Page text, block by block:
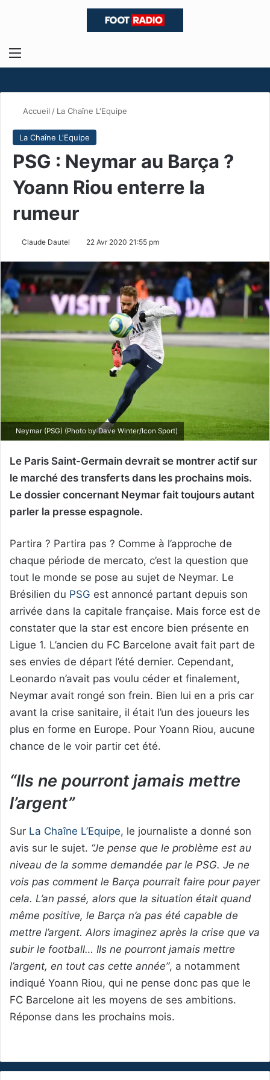
Menu
Accueil / La Chaîne L'Equipe
La Chaîne L'Equipe
PSG : Neymar au Barça ?
Yoann Riou enterre la
rumeur
Claude Dautel 22 Avr 2020 21:55 pm
Neymar (PSG) (Photo by Dave Winter/Icon Sport)
Le Paris Saint-Germain devrait se montrer actif sur
le marché des transferts dans les prochains mois.
Le dossier concernant Neymar fait toujours autant
parler la presse espagnole.
Partira ? Partira pas ? Comme à l’approche de
chaque période de mercato, c’est la question que
tout le monde se pose au sujet de Neymar. Le
Brésilien du PSG est annoncé partant depuis son
arrivée dans la capitale française. Mais force est de
constater que la star est encore bien présente en
Ligue 1. L’ancien du FC Barcelone avait fait part de
ses envies de départ l’été dernier. Cependant,
Leonardo n’avait pas voulu céder et finalement,
Neymar avait rongé son frein. Bien lui en a pris car
avant la crise sanitaire, il était l’un des joueurs les
plus en forme en Europe. Pour Yoann Riou, aucune
chance de le voir partir cet été.
“Ils ne pourront jamais mettre
l’argent”
Sur La Chaîne L’Equipe, le journaliste a donné son
avis sur le sujet. “Je pense que le problème est au
niveau de la somme demandée par le PSG. Je ne
vois pas comment le Barça pourrait faire pour payer
cela. L’an passé, alors que la situation était quand
même positive, le Barça n’a pas été capable de
mettre l’argent. Alors imaginez après la crise que va
subir le football… Ils ne pourront jamais mettre
l’argent, en tout cas cette année”, a notamment
indiqué Yoann Riou, qui ne pense donc pas que le
FC Barcelone ait les moyens de ses ambitions.
Réponse dans les prochains mois.